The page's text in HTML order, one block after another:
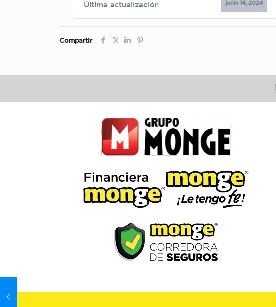
Última actualización junio 14, 2024
Compartir